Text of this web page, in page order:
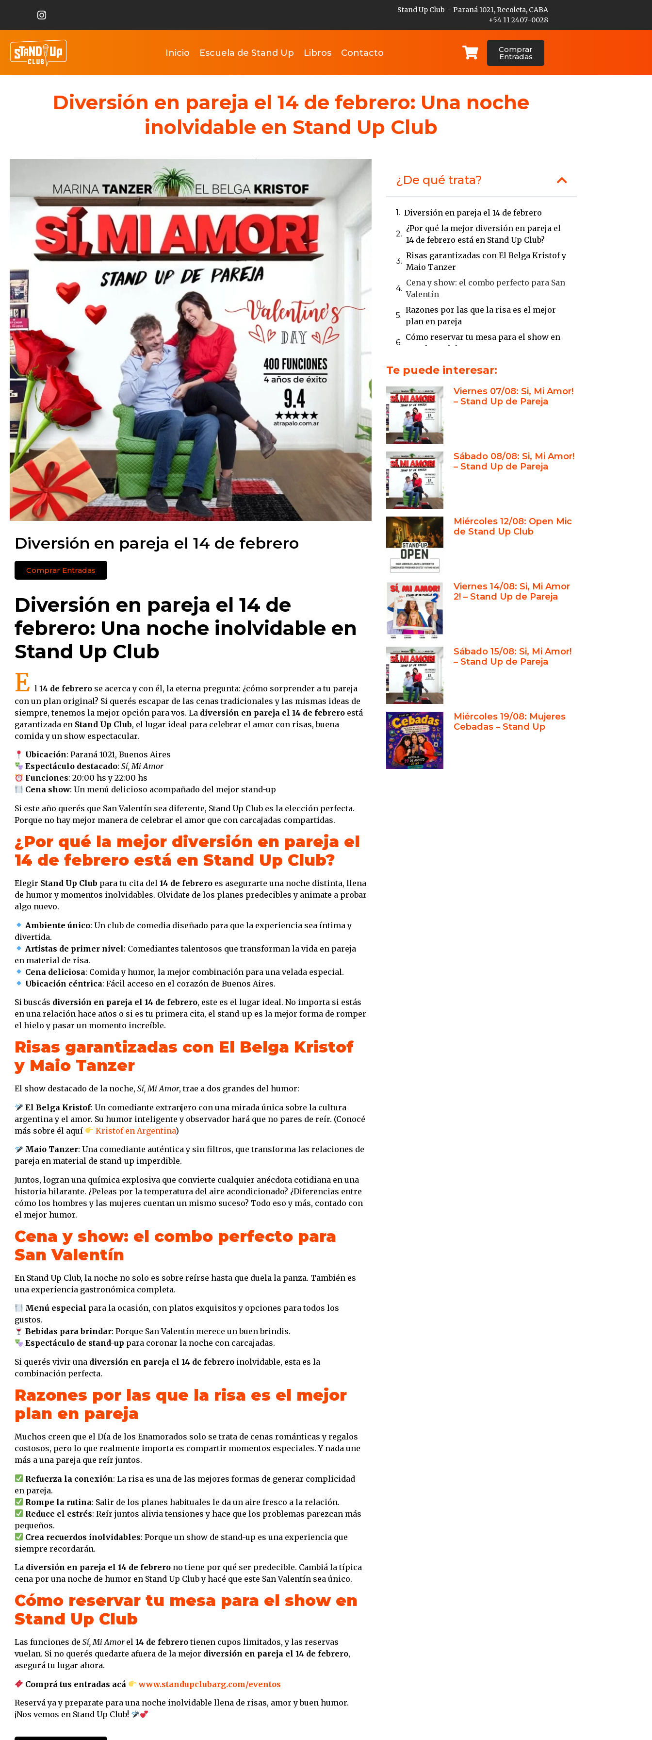
Stand Up Club – Paraná 1021, Recoleta, CABA
+54 11 2407-0028
Inicio Escuela de Stand Up Libros Contacto Comprar
Entradas
Diversión en pareja el 14 de febrero: Una noche
inolvidable en Stand Up Club
Diversión en pareja el 14 de febrero
Comprar Entradas
Diversión en pareja el 14 de
febrero: Una noche inolvidable en
Stand Up Club
E l 14 de febrero se acerca y con él, la eterna pregunta: ¿cómo sorprender a tu pareja
con un plan original? Si querés escapar de las cenas tradicionales y las mismas ideas de
siempre, tenemos la mejor opción para vos. La diversión en pareja el 14 de febrero está
garantizada en Stand Up Club, el lugar ideal para celebrar el amor con risas, buena
comida y un show espectacular.
Ubicación: Paraná 1021, Buenos Aires
Espectáculo destacado:Sí, Mi Amor
Funciones: 20:00 hs y 22:00 hs
Cena show: Un menú delicioso acompañado del mejor stand-up
Si este año querés que San Valentín sea diferente, Stand Up Club es la elección perfecta.
Porque no hay mejor manera de celebrar el amor que con carcajadas compartidas.
¿Por qué la mejor diversión en pareja el
14 de febrero está en Stand Up Club?
Elegir Stand Up Club para tu cita del 14 de febrero es asegurarte una noche distinta, llena
de humor y momentos inolvidables. Olvidate de los planes predecibles y animate a probar
algo nuevo.
Ambiente único: Un club de comedia diseñado para que la experiencia sea íntima y
divertida.
Artistas de primer nivel: Comediantes talentosos que transforman la vida en pareja
en material de risa.
Cena deliciosa: Comida y humor, la mejor combinación para una velada especial.
Ubicación céntrica: Fácil acceso en el corazón de Buenos Aires.
Si buscás diversión en pareja el 14 de febrero, este es el lugar ideal. No importa si estás
en una relación hace años o si es tu primera cita, el stand-up es la mejor forma de romper
el hielo y pasar un momento increíble.
Risas garantizadas con El Belga Kristof
y Maio Tanzer
El show destacado de la noche, Sí, Mi Amor, trae a dos grandes del humor:
El Belga Kristof: Un comediante extranjero con una mirada única sobre la cultura
argentina y el amor. Su humor inteligente y observador hará que no pares de reír. (Conocé
más sobre él aquí
Kristof en Argentina)
Maio Tanzer: Una comediante auténtica y sin filtros, que transforma las relaciones de
pareja en material de stand-up imperdible.
Juntos, logran una química explosiva que convierte cualquier anécdota cotidiana en una
historia hilarante. ¿Peleas por la temperatura del aire acondicionado? ¿Diferencias entre
cómo los hombres y las mujeres cuentan un mismo suceso? Todo eso y más, contado con
el mejor humor.
Cena y show: el combo perfecto para
San Valentín
En Stand Up Club, la noche no solo es sobre reírse hasta que duela la panza. También es
una experiencia gastronómica completa.
Menú especial para la ocasión, con platos exquisitos y opciones para todos los
gustos.
Bebidas para brindar: Porque San Valentín merece un buen brindis.
Espectáculo de stand-up para coronar la noche con carcajadas.
Si querés vivir una diversión en pareja el 14 de febrero inolvidable, esta es la
combinación perfecta.
Razones por las que la risa es el mejor
plan en pareja
Muchos creen que el Día de los Enamorados solo se trata de cenas románticas y regalos
costosos, pero lo que realmente importa es compartir momentos especiales. Y nada une
más a una pareja que reír juntos.
Refuerza la conexión: La risa es una de las mejores formas de generar complicidad
en pareja.
Rompe la rutina: Salir de los planes habituales le da un aire fresco a la relación.
Reduce el estrés: Reír juntos alivia tensiones y hace que los problemas parezcan más
pequeños.
Crea recuerdos inolvidables: Porque un show de stand-up es una experiencia que
siempre recordarán.
La diversión en pareja el 14 de febrero no tiene por qué ser predecible. Cambiá la típica
cena por una noche de humor en Stand Up Club y hacé que este San Valentín sea único.
Cómo reservar tu mesa para el show en
Stand Up Club
Las funciones de Sí, Mi Amorel 14 de febrerotienen cupos limitados, y las reservas
vuelan. Si no querés quedarte afuera de la mejor diversión en pareja el 14 de febrero,
asegurá tu lugar ahora.
Comprá tus entradas acá
www.standupclubarg.com/eventos
Reservá ya y preparate para una noche inolvidable llena de risas, amor y buen humor.
¡Nos vemos en Stand Up Club!
¿De qué trata?
Diversión en pareja el 14 de febrero
¿Por qué la mejor diversión en pareja el
14 de febrero está en Stand Up Club?
Risas garantizadas con El Belga Kristof y
Maio Tanzer
Cena y show: el combo perfecto para San
Valentín
Razones por las que la risa es el mejor
plan en pareja
Cómo reservar tu mesa para el show en
Stand Up Club
El mejor plan para la diversión en pareja
el 14 de febrero
El humor como clave para una relación
feliz
Kristof y Maio Tanzer: dos comediantes
que harán de tu noche algo único
Cena y show: el combo perfecto para
una noche inolvidable
¿Quiénes deberían ir al Stand Up Club
este San Valentín?
Cómo reservar tu mesa para el show en
Stand Up Club
El Belga Kristof: la mirada extranjera
que te hará estallar de risa
Maio Tanzer: humor sin filtros sobre el
amor y la vida cotidiana
Diversión en pareja el 14 de febrero:
¿por qué ver Sí, Mi Amor?
¿Qué dicen las parejas que ya vieron Sí,
Mi Amor?
¿Cómo comprar entradas para el show
en Stand Up Club?
Te puede interesar:
Viernes 07/08: Si, Mi Amor!
– Stand Up de Pareja
Sábado 08/08: Si, Mi Amor!
– Stand Up de Pareja
Miércoles 12/08: Open Mic
de Stand Up Club
Viernes 14/08: Si, Mi Amor
2! – Stand Up de Pareja
Sábado 15/08: Si, Mi Amor!
– Stand Up de Pareja
Miércoles 19/08: Mujeres
Cebadas – Stand Up